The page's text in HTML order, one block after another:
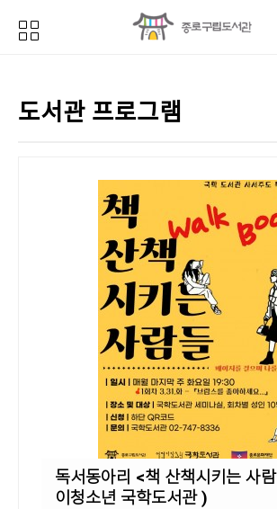
도서관 프로그램
독서동아리 <책 산책시키는 사
이청소년 국학도서관 )